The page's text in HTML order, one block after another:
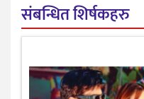
संबन्धित शिर्षकहरु